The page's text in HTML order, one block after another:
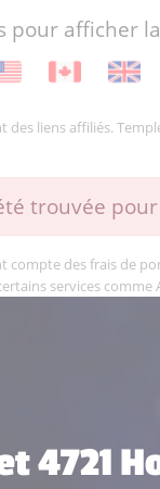
pour afficher
liens affiliés.
trouvée
compte des frais de
services comme
4721